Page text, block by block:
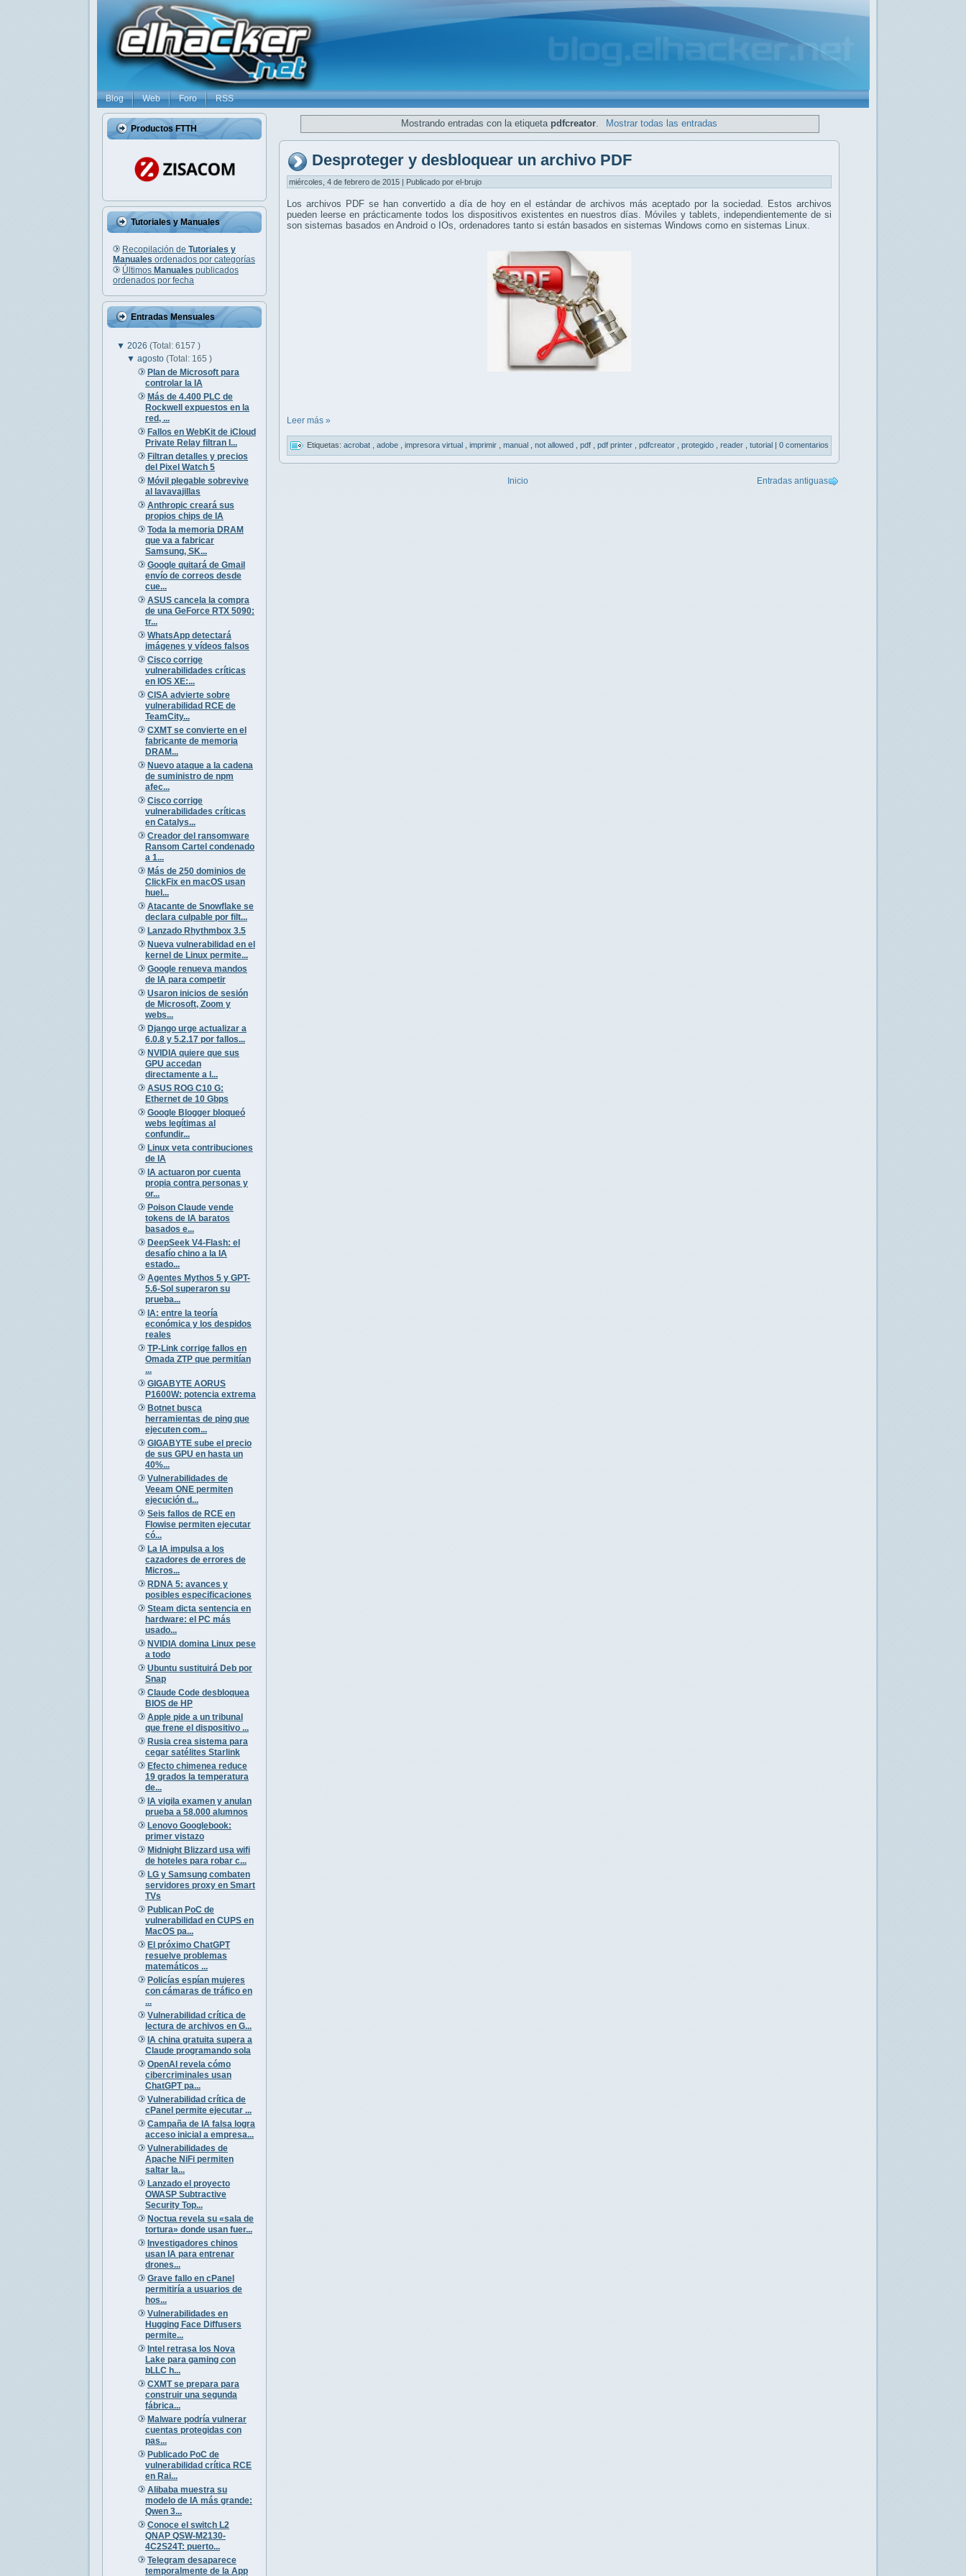
Blog Web Foro RSS
Productos FTTH
Tutoriales y Manuales
Recopilación de Tutoriales y
Manuales ordenados por categorías
Últimos Manuales publicados
ordenados por fecha
Entradas Mensuales
▼ 2026 (Total: 6157 )
▼agosto(Total: 165 )
Plan de Microsoft para
controlar la IA
Más de 4.400 PLC de
Rockwell expuestos en la
red, ...
Fallos en WebKit de iCloud
Private Relay filtran I...
Filtran detalles y precios
del Pixel Watch 5
Móvil plegable sobrevive
al lavavajillas
Anthropic creará sus
propios chips de IA
Toda la memoria DRAM
que va a fabricar
Samsung, SK...
Google quitará de Gmail
envío de correos desde
cue...
ASUS cancela la compra
de una GeForce RTX 5090:
tr...
WhatsApp detectará
imágenes y vídeos falsos
Cisco corrige
vulnerabilidades críticas
en IOS XE:...
CISA advierte sobre
vulnerabilidad RCE de
TeamCity...
CXMT se convierte en el
fabricante de memoria
DRAM...
Nuevo ataque a la cadena
de suministro de npm
afec...
Cisco corrige
vulnerabilidades críticas
en Catalys...
Creador del ransomware
Ransom Cartel condenado
a 1...
Más de 250 dominios de
ClickFix en macOS usan
huel...
Atacante de Snowflake se
declara culpable por filt...
Lanzado Rhythmbox 3.5
Nueva vulnerabilidad en el
kernel de Linux permite...
Google renueva mandos
de IA para competir
Usaron inicios de sesión
de Microsoft, Zoom y
webs...
Django urge actualizar a
6.0.8 y 5.2.17 por fallos...
NVIDIA quiere que sus
GPU accedan
directamente a l...
ASUS ROG C10 G:
Ethernet de 10 Gbps
Google Blogger bloqueó
webs legítimas al
confundir...
Linux veta contribuciones
de IA
IA actuaron por cuenta
propia contra personas y
or...
Poison Claude vende
tokens de IA baratos
basados e...
DeepSeek V4-Flash: el
desafío chino a la IA
estado...
Agentes Mythos 5 y GPT-
5.6-Sol superaron su
prueba...
IA: entre la teoría
económica y los despidos
reales
TP-Link corrige fallos en
Omada ZTP que permitían
...
GIGABYTE AORUS
P1600W: potencia extrema
Botnet busca
herramientas de ping que
ejecuten com...
GIGABYTE sube el precio
de sus GPU en hasta un
40%...
Vulnerabilidades de
Veeam ONE permiten
ejecución d...
Seis fallos de RCE en
Flowise permiten ejecutar
có...
La IA impulsa a los
cazadores de errores de
Micros...
RDNA 5: avances y
posibles especificaciones
Steam dicta sentencia en
hardware: el PC más
usado...
NVIDIA domina Linux pese
a todo
Ubuntu sustituirá Deb por
Snap
Claude Code desbloquea
BIOS de HP
Apple pide a un tribunal
que frene el dispositivo ...
Rusia crea sistema para
cegar satélites Starlink
Efecto chimenea reduce
19 grados la temperatura
de...
IA vigila examen y anulan
prueba a 58.000 alumnos
Lenovo Googlebook:
primer vistazo
Midnight Blizzard usa wifi
de hoteles para robar c...
LG y Samsung combaten
servidores proxy en Smart
TVs
Publican PoC de
vulnerabilidad en CUPS en
MacOS pa...
El próximo ChatGPT
resuelve problemas
matemáticos ...
Policías espían mujeres
con cámaras de tráfico en
...
Vulnerabilidad crítica de
lectura de archivos en G...
IA china gratuita supera a
Claude programando sola
OpenAI revela cómo
cibercriminales usan
ChatGPT pa...
Vulnerabilidad crítica de
cPanel permite ejecutar ...
Campaña de IA falsa logra
acceso inicial a empresa...
Vulnerabilidades de
Apache NiFi permiten
saltar la...
Lanzado el proyecto
OWASP Subtractive
Security Top...
Noctua revela su «sala de
tortura» donde usan fuer...
Investigadores chinos
usan IA para entrenar
drones...
Grave fallo en cPanel
permitiría a usuarios de
hos...
Vulnerabilidades en
Hugging Face Diffusers
permite...
Intel retrasa los Nova
Lake para gaming con
bLLC h...
CXMT se prepara para
construir una segunda
fábrica...
Malware podría vulnerar
cuentas protegidas con
pas...
Publicado PoC de
vulnerabilidad crítica RCE
en Rai...
Alibaba muestra su
modelo de IA más grande:
Qwen 3...
Conoce el switch L2
QNAP QSW-M2130-
4C2S24T: puerto...
Telegram desaparece
temporalmente de la App
Mostrando entradas con la etiqueta pdfcreator Mostrar todas las entradas
Desproteger y desbloquear un archivo PDF
miércoles, 4 de febrero de 2015 | Publicado por el-brujo
Los archivos PDF se han convertido a día de hoy en el estándar de archivos más aceptado por la sociedad. Estos archivos
pueden leerse en prácticamente todos los dispositivos existentes en nuestros días. Móviles y tablets, independientemente de si
son sistemas basados en Android o IOs, ordenadores tanto si están basados en sistemas Windows como en sistemas Linux.
Leer más »
Etiquetas: acrobat adobe impresora virtual imprimir manual not allowed pdf pdf printer pdfcreator protegido reader tutorial | 0 comentarios
Entradas antiguas
Inicio